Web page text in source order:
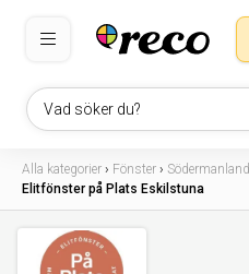
Vad söker du?
Alla kategorier › Fönster › Södermanland
Elitfönster på Plats Eskilstuna